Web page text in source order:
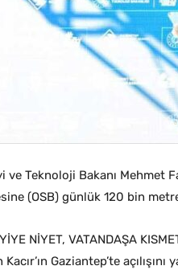
ve Teknoloji Bakanı Mehmet
(OSB) günlük 120 bin
NİYET, VATANDAŞA
Kacır’ın Gaziantep’te